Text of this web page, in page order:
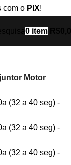
com o PIX!
0 item
Motor